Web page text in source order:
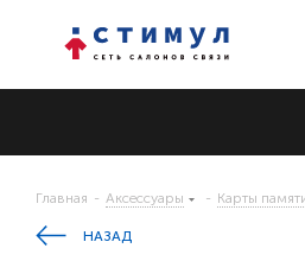
Главная - Аксессуары - Карты
НАЗАД